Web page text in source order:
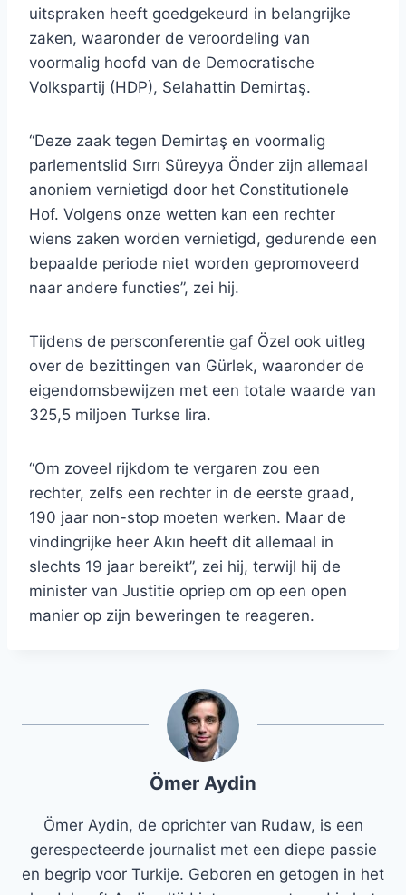
uitspraken heeft goedgekeurd in belangrijke
zaken, waaronder de veroordeling van
voormalig hoofd van de Democratische
Volkspartij (HDP), Selahattin Demirtaş.
“Deze zaak tegen Demirtaş en voormalig
parlementslid Sırrı Süreyya Önder zijn allemaal
anoniem vernietigd door het Constitutionele
Hof. Volgens onze wetten kan een rechter
wiens zaken worden vernietigd, gedurende een
bepaalde periode niet worden gepromoveerd
naar andere functies”, zei hij.
Tijdens de persconferentie gaf Özel ook uitleg
over de bezittingen van Gürlek, waaronder de
eigendomsbewijzen met een totale waarde van
325,5 miljoen Turkse lira.
“Om zoveel rijkdom te vergaren zou een
rechter, zelfs een rechter in de eerste graad,
190 jaar non-stop moeten werken. Maar de
vindingrijke heer Akın heeft dit allemaal in
slechts 19 jaar bereikt”, zei hij, terwijl hij de
minister van Justitie opriep om op een open
manier op zijn beweringen te reageren.
Ömer Aydin
Ömer Aydin, de oprichter van Rudaw, is een
gerespecteerde journalist met een diepe passie
en begrip voor Turkije. Geboren en getogen in het